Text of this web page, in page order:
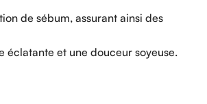
de sébum, assurant ainsi des
et une douceur soyeuse.